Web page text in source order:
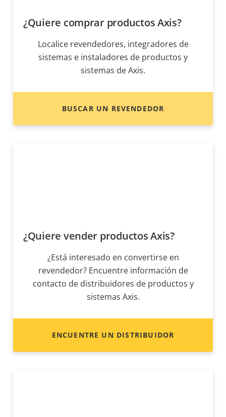
¿Quiere comprar productos Axis?
Localice revendedores, integradores de
sistemas e instaladores de productos y
sistemas de Axis.
BUSCAR UN REVENDEDOR
¿Quiere vender productos Axis?
¿Está interesado en convertirse en
revendedor? Encuentre información de
contacto de distribuidores de productos y
sistemas Axis.
ENCUENTRE UN DISTRIBUIDOR